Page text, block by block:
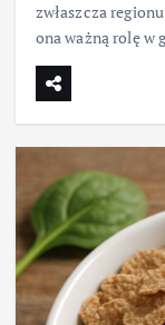
zwłaszcza
ona ważną rolę w